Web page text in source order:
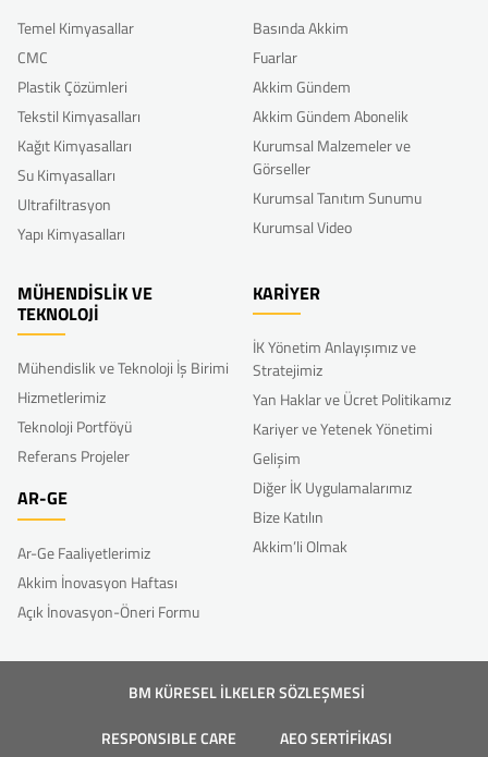
Temel Kimyasallar
CMC
Plastik Çözümleri
Tekstil Kimyasalları
Kağıt Kimyasalları
Su Kimyasalları
Ultrafiltrasyon
Yapı Kimyasalları
Basında Akkim
Fuarlar
Akkim Gündem
Akkim Gündem Abonelik
Kurumsal Malzemeler ve
Görseller
Kurumsal Tanıtım Sunumu
Kurumsal Video
MÜHENDİSLİK VE
TEKNOLOJİ
Mühendislik ve Teknoloji İş Birimi
Hizmetlerimiz
Teknoloji Portföyü
Referans Projeler
AR-GE
Ar-Ge Faaliyetlerimiz
Akkim İnovasyon Haftası
Açık İnovasyon-Öneri Formu
KARİYER
İK Yönetim Anlayışımız ve
Stratejimiz
Yan Haklar ve Ücret Politikamız
Kariyer ve Yetenek Yönetimi
Gelişim
Diğer İK Uygulamalarımız
Bize Katılın
Akkim’li Olmak
BM KÜRESEL İLKELER SÖZLEŞMESİ
RESPONSIBLE CARE
AEO SERTİFİKASI